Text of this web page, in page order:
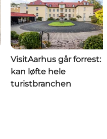
VisitAarhus går forrest:
kan løfte hele
turistbranchen